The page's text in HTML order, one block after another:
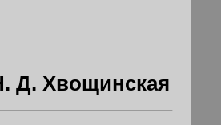
Д. Хвощинская